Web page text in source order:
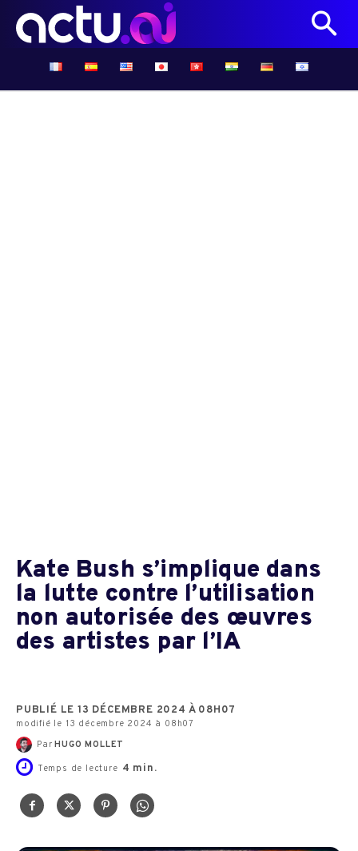
Kate Bush s’implique dans
la lutte contre l’utilisation
non autorisée des œuvres
des artistes par l’IA
PUBLIÉ LE 13 DÉCEMBRE 2024 À 08H07
modifié le 13 décembre 2024 à 08h07
Par HUGO MOLLET
Temps de lecture 4 min.